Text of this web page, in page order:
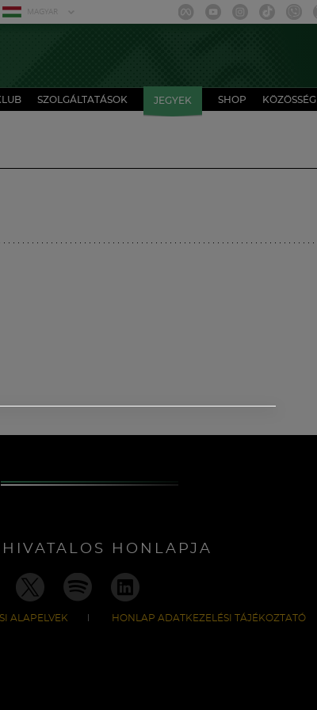
MAGYAR
SZOLGÁLTATÁSOK JEGYEK SHOP KÖZÖSSÉG
HONLAPJA
ALAPELVEK HONLAP ADATKEZELÉSI TÁJÉKOZTATÓ